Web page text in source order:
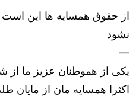
از حقوق همسايه ها اين است
نشود
—
یکی از هموطنان عزيز ما از